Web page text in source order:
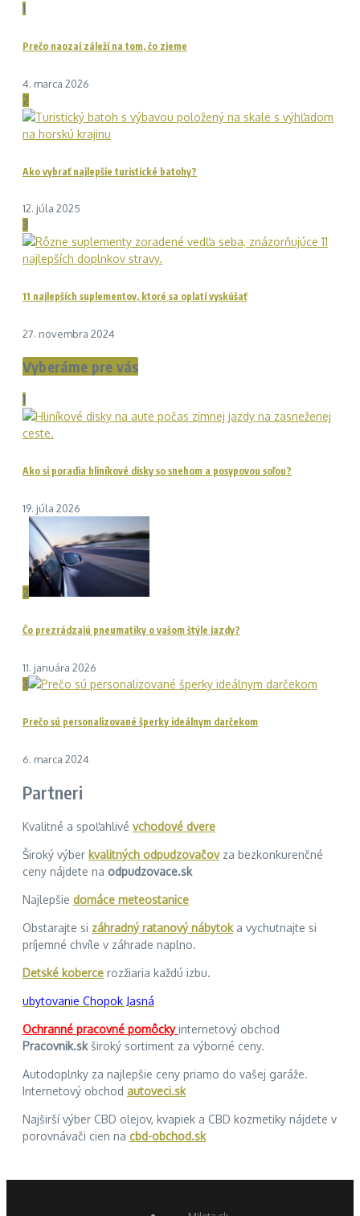
1
Prečo naozaj záleží na tom, čo zjeme
4. marca 2026
2
Ako vybrať najlepšie turistické batohy?
12. júla 2025
3
11 najlepších suplementov, ktoré sa oplatí vyskúšať
27. novembra 2024
Vyberáme pre vás
1
Ako si poradia hliníkové disky so snehom a posypovou soľou?
19. júla 2026
2
Čo prezrádzajú pneumatiky o vašom štýle jazdy?
11. januára 2026
3
Prečo sú personalizované šperky ideálnym darčekom
6. marca 2024
Partneri
Kvalitné a spoľahlivé vchodové dvere
Široký výber kvalitných odpudzovačovza bezkonkurenčné
ceny nájdete na odpudzovace.sk
Najlepšie domáce meteostanice
Obstarajte si záhradný ratanový nábytoka vychutnajte si
príjemné chvíle v záhrade naplno.
Detské koberce rozžiaria každú izbu.
ubytovanie Chopok Jasná
Ochranné pracovné pomôckyinternetový obchod
Pracovnik.skširoký sortiment za výborné ceny.
Autodoplnky za najlepšie ceny priamo do vašej garáže.
Internetový obchod autoveci.sk
Najširší výber CBD olejov, kvapiek a CBD kozmetiky nájdete v
porovnávači cien na cbd-obchod.sk